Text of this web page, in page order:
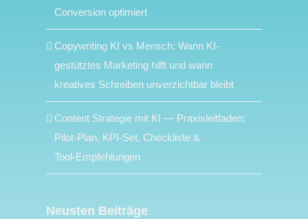
Conversion optimiert
Copywriting KI vs Mensch: Wann KI-
gestütztes Marketing hilft und wann
kreatives Schreiben unverzichtbar bleibt
Content Strategie mit KI — Praxisleitfaden:
Pilot‑Plan, KPI‑Set, Checkliste &
Tool‑Empfehlungen
Neusten Beiträge